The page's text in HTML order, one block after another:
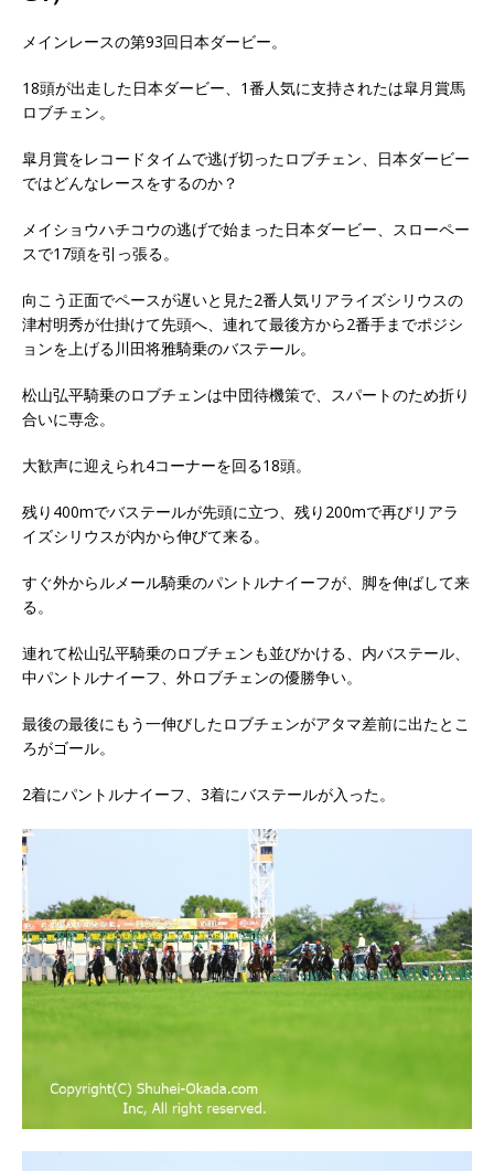
メインレースの第93回日本ダービー。
18頭が出走した日本ダービー、1番人気に支持されたは皐月賞馬
ロブチェン。
皐月賞をレコードタイムで逃げ切ったロブチェン、日本ダービー
ではどんなレースをするのか？
メイショウハチコウの逃げで始まった日本ダービー、スローペー
スで17頭を引っ張る。
向こう正面でペースが遅いと見た2番人気リアライズシリウスの
津村明秀が仕掛けて先頭へ、連れて最後方から2番手までポジシ
ョンを上げる川田将雅騎乗のバステール。
松山弘平騎乗のロブチェンは中団待機策で、スパートのため折り
合いに専念。
大歓声に迎えられ4コーナーを回る18頭。
残り400mでバステールが先頭に立つ、残り200mで再びリアラ
イズシリウスが内から伸びて来る。
すぐ外からルメール騎乗のパントルナイーフが、脚を伸ばして来
る。
連れて松山弘平騎乗のロブチェンも並びかける、内バステール、
中パントルナイーフ、外ロブチェンの優勝争い。
最後の最後にもう一伸びしたロブチェンがアタマ差前に出たとこ
ろがゴール。
2着にパントルナイーフ、3着にバステールが入った。